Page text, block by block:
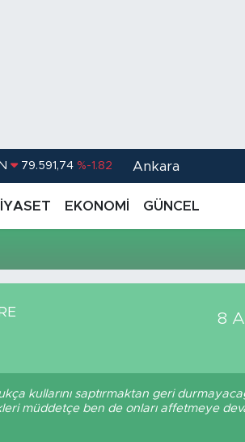
79.591,74 %-1.82
6862,09000 %0.19
Ankara
EKONOMİ GÜNCEL
8
kullarını saptırmaktan geri
müddetçe ben de onları affetmeye